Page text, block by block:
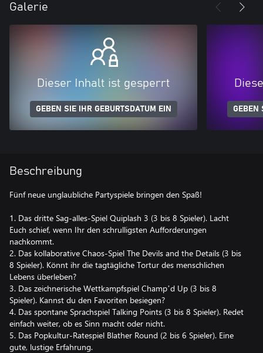
Galerie
Dieser Inhalt ist gesperrt
GEBEN SIE IHR GEBURTSDATUM EIN GEBEN
Beschreibung
Fünf neue unglaubliche Partyspiele bringen den Spaß!
1. Das dritte Sag-alles-Spiel Quiplash 3 (3 bis 8 Spieler). Lacht
Euch schief, wenn Ihr den schrulligsten Aufforderungen
nachkommt.
2. Das kollaborative Chaos-Spiel The Devils and the Details (3 bis
8 Spieler). Könnt ihr die tagtägliche Tortur des menschlichen
Lebens überleben?
3. Das zeichnerische Wettkampfspiel Champʼd Up (3 bis 8
Spieler). Kannst du den Favoriten besiegen?
4. Das spontane Sprachspiel Talking Points (3 bis 8 Spieler). Redet
einfach weiter, ob es Sinn macht oder nicht.
5. Das Popkultur-Ratespiel Blather Round (2 bis 6 Spieler). Eine
gute, lustige Erfahrung.